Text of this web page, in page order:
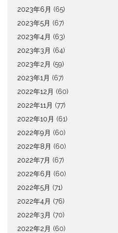
2023年6月 (65)
2023年5月 (67)
2023年4月 (63)
2023年3月 (64)
2023年2月 (59)
2023年1月 (67)
2022年12月 (60)
2022年11月 (77)
2022年10月 (61)
2022年9月 (60)
2022年8月 (60)
2022年7月 (67)
2022年6月 (60)
2022年5月 (71)
2022年4月 (76)
2022年3月 (70)
2022年2月 (60)